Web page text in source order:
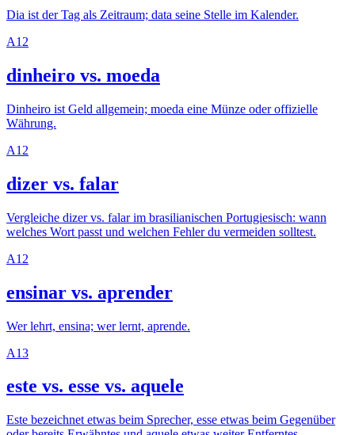
Dia ist der Tag als Zeitraum; data seine Stelle im Kalender.
A1 2
dinheiro vs. moeda
Dinheiro ist Geld allgemein; moeda eine Münze oder offizielle
Währung.
A1 2
dizer vs. falar
Vergleiche dizer vs. falar im brasilianischen Portugiesisch: wann
welches Wort passt und welchen Fehler du vermeiden solltest.
A1 2
ensinar vs. aprender
Wer lehrt, ensina; wer lernt, aprende.
A13
este vs. esse vs. aquele
Este bezeichnet etwas beim Sprecher, esse etwas beim Gegenüber